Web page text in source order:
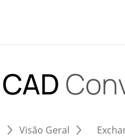
Visão Geral